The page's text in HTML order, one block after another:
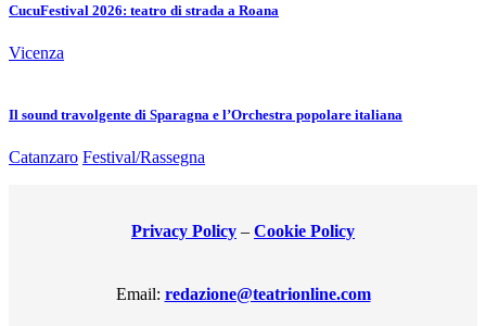
CucuFestival 2026: teatro di strada a Roana
Vicenza
Il sound travolgente di Sparagna e l’Orchestra popolare italiana
Catanzaro Festival/Rassegna
Privacy Policy – Cookie Policy
Email: redazione@teatrionline.com